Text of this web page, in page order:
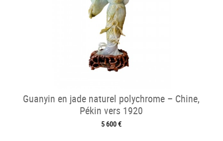
Guanyin en jade naturel polychrome – Chine,
Pékin vers 1920
5 600 €